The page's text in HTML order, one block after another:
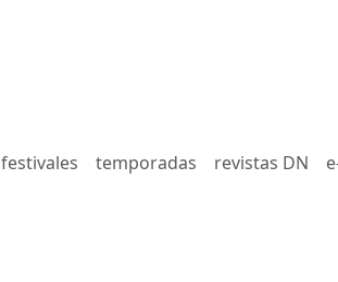
festivales temporadas revistas DN